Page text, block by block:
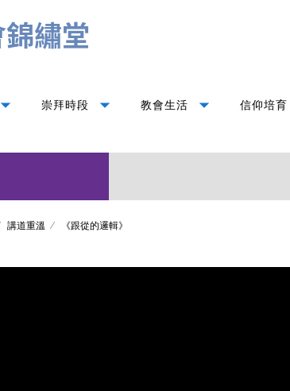
arrow_drop_down 崇拜時段 arrow_drop_down 教會生活 arrow_drop_down 信仰培育
講道重溫 《跟從的邏輯》